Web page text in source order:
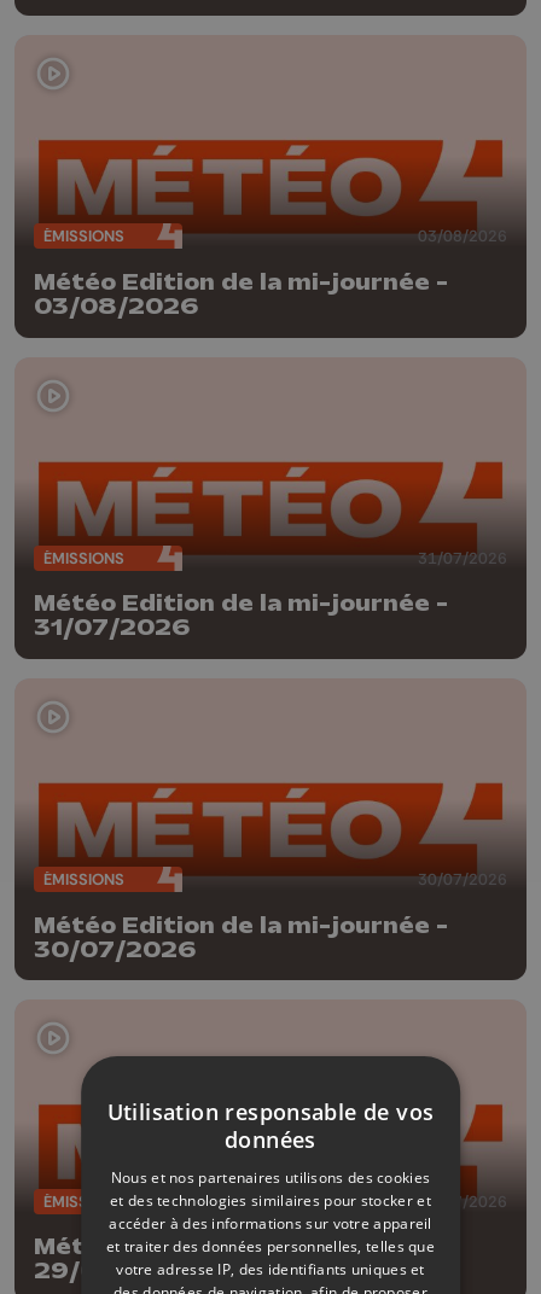
ÉMISSIONS 03/08/2026
Météo Edition de la mi-journée -
03/08/2026
ÉMISSIONS 31/07/2026
Météo Edition de la mi-journée -
31/07/2026
ÉMISSIONS 30/07/2026
Météo Edition de la mi-journée -
30/07/2026
ÉMISSIONS 29/07/2026
Météo Edition de la mi-journée -
29/07/2026
Utilisation responsable de vos
données
Nous et nos partenaires utilisons des cookies
et des technologies similaires pour stocker et
accéder à des informations sur votre appareil
et traiter des données personnelles, telles que
votre adresse IP, des identifiants uniques et